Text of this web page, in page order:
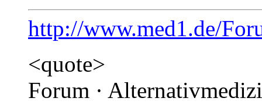
http://www.med1.de/
<quote>
Forum ·